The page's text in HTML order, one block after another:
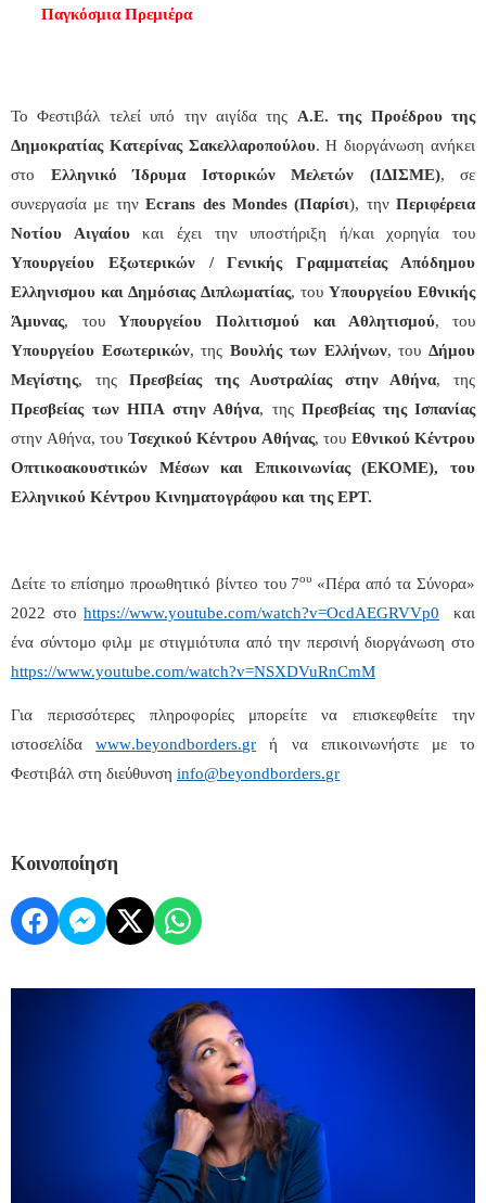
Παγκόσμια Πρεμιέρα
Το Φεστιβάλ τελεί υπό την αιγίδα της Α.Ε. της Πρoέδρου της
Δημοκρατίας Κατερίνας Σακελλαροπούλου. Η διοργάνωση ανήκει
στο Ελληνικό Ίδρυμα Ιστορικών Μελετών (ΙΔΙΣΜΕ), σε
συνεργασία με τηνEcrans des Mondes (Παρίσι), τηνΠεριφέρεια
Νοτίου Αιγαίουκαι έχει την υποστήριξη ή/και χορηγία του
Υπουργείου Εξωτερικών / Γενικής Γραμματείας Απόδημου
Ελληνισμου και Δημόσιας Διπλωματίας, του Υπουργείου Εθνικής
Άμυνας, τουΥπουργείου Πολιτισμού και Αθλητισμού,
του
Υπουργείου Εσωτερικών, τηςΒουλής των Ελλήνων, τουΔήμου
Μεγίστης, τηςΠρεσβείας της Αυστραλίας στην Αθήνα, της
Πρεσβείας των ΗΠΑ στην Αθήνα, της Πρεσβείας της Ισπανίας
στην Αθήνα, του Τσεχικού Κέντρου Αθήνας, του Εθνικού Κέντρου
Οπτικοακουστικών Μέσων και Επικοινωνίας (ΕΚΟΜΕ), του
Ελληνικού Κέντρου Κινηματογράφου και της ΕΡΤ.
Δείτε το επίσημο προωθητικό βίντεο του 7ου «Πέρα από τα Σύνορα»
2022 στο https://www.youtube.com/watch?v=OcdAEGRVVp0 και
ένα σύντομο φιλμ με στιγμιότυπα από την περσινή διοργάνωση στο
https://www.youtube.com/watch?v=NSXDVuRnCmM
Για περισσότερες πληροφορίες μπορείτε να επισκεφθείτε την
ιστοσελίδαwww.beyondborders.gr ή να επικοινωνήστε με το
Φεστιβάλ στη διεύθυνση info@beyondborders.gr
Κοινοποίηση